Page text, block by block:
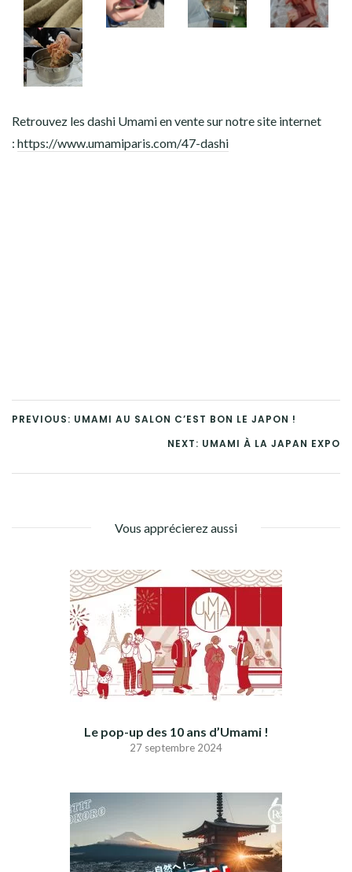
Retrouvez les dashi Umami en vente sur notre site internet
: https://www.umamiparis.com/47-dashi
PREVIOUS: UMAMI AU SALON C’EST BON LE JAPON !
NEXT: UMAMI À LA JAPAN EXPO
Vous apprécierez aussi
Le pop-up des 10 ans d’Umami !
27 septembre 2024